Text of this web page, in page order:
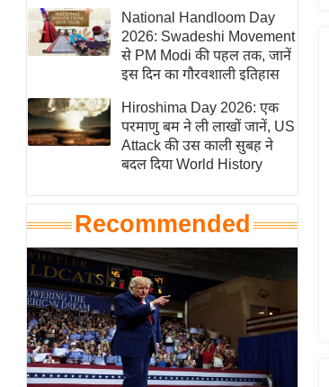
हॉलीवुड
फिल्म समीक्षा
Breaking
News
लाइफस्टाइल
टेक्नॉलॉजी
घरेलू नुस्खे
पर्यटन स्थल
फिटनेस मंत्रा
रिलेशनशिप
राजनीति
विश्लेषण
समसामयिक
National Handloom Day
2026: Swadeshi Movement
से PM Modi की पहल तक, जानें
इस दिन का गौरवशाली इतिहास
Hiroshima Day 2026: एक
परमाणु बम ने ली लाखों जानें, US
Attack की उस काली सुबह ने
बदल दिया World History
Recommended